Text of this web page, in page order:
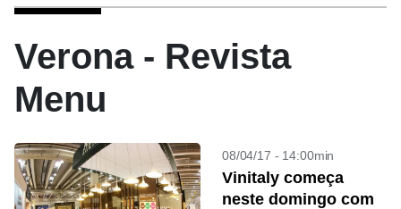
Verona - Revista
Menu
08/04/17 - 14:00min
Vinitaly começa
neste domingo com